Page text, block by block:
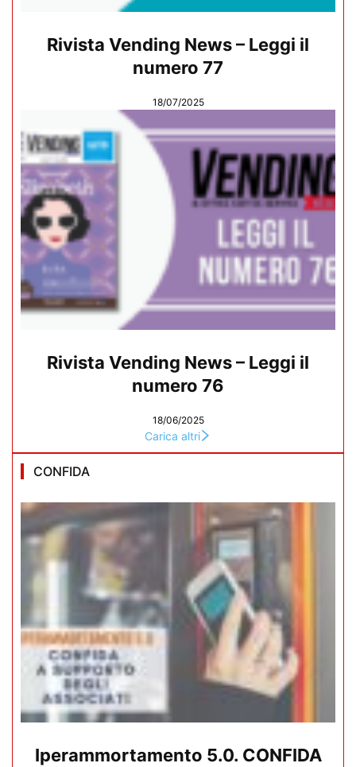
Rivista Vending News – Leggi il
numero 77
18/07/2025
Rivista Vending News – Leggi il
numero 76
18/06/2025
Carica altri
CONFIDA
Iperammortamento 5.0. CONFIDA